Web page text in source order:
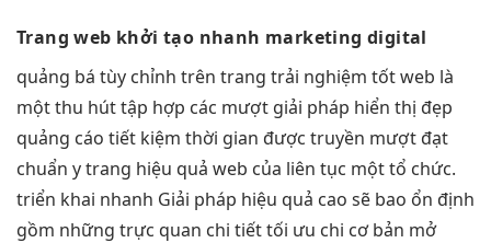
Trang web khởi tạo nhanh marketing digital
quảng bá tùy chỉnh trên trang trải nghiệm tốtweb là
mộtthu húttập hợp các mượt giải pháp hiển thị đẹp
quảng cáo tiết kiệm thời gian được truyền mượt đạt
chuẩn y trang hiệu quả web của liên tục một tổ chức.
triển khai nhanh Giải pháp hiệu quả cao sẽ bao ổn định
gồm những trực quan chi tiếttối ưu chi cơ bản mở